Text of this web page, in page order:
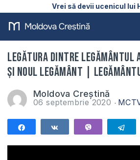
Vrei să devii ucenicul lui
Legătura dintre legământul
și Noul Legământ |
Moldova Creștină
06 septembrie 2020